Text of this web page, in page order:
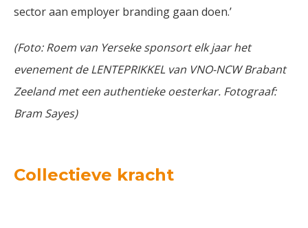
sector aan employer branding gaan doen.’
(Foto: Roem van Yerseke sponsort elk jaar het
evenement de LENTEPRIKKEL van VNO-NCW Brabant
Zeeland met een authentieke oesterkar. Fotograaf:
Bram Sayes)
Collectieve kracht